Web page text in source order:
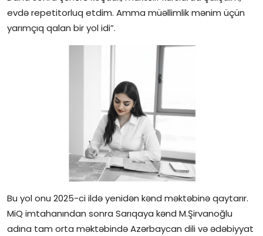
evdə repetitorluq etdim. Amma müəllimlik mənim üçün
yarımçıq qalan bir yol idi”.
Bu yol onu 2025-ci ildə yenidən kənd məktəbinə qaytarır.
MiQ imtahanından sonra Sarıqaya kənd M.Şirvanoğlu
adına tam orta məktəbində Azərbaycan dili və ədəbiyyat